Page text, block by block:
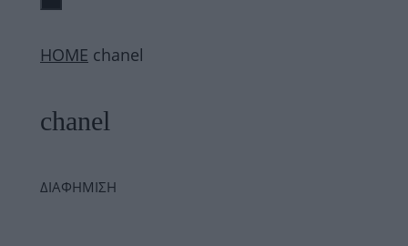
ΜΕΝΟΎ
ΗΟΜΕ chanel
chanel
ΔΙΑΦΗΜΙΣΗ